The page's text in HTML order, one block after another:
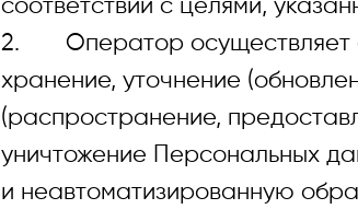
соответствии с целями,
2. Оператор осуществляет
хранение, уточнение
(распространение,
уничтожение Персональных
и неавтоматизированную